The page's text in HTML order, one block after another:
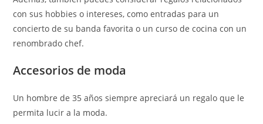
con sus hobbies o intereses, como entradas para un
concierto de su banda favorita o un curso de cocina con un
renombrado chef.
Accesorios de moda
Un hombre de 35 años siempre apreciará un regalo que le
permita lucir a la moda.